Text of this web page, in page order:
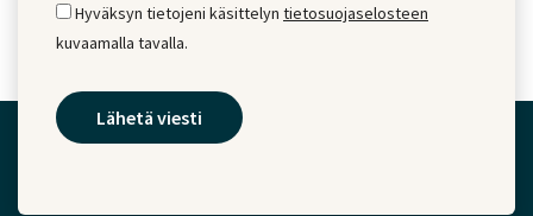
Hyväksyn tietojeni käsittelyn tietosuojaselosteen
kuvaamalla tavalla.